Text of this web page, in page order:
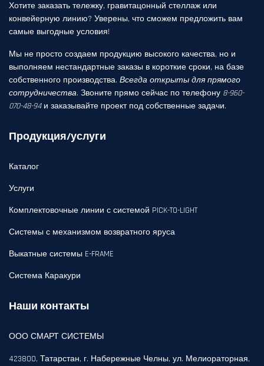
Хотите заказать тележку, гравитацонный стеллаж или
конвейерную линию? Уверены, что сможем предложить вам
самые выгодные условия!
Мы не просто создаем продукцию высокого качества, но и
выполняем нестандартные заказы в короткие сроки, на базе
собственного производства. Всегда открыты для прямого
сотрудничества. Звоните прямо сейчас по телефону 8-960-
070-48-94и заказывайте проект под собственные задачи.
Продукция/услуги
Каталог
Услуги
Комплектовочные линии с системой PICK-TO-LIGHT
Системы с механизмом возвратного яруса
Выкатные системы E-FRAME
Система Каракури
Наши контакты
ООО СМАРТ СИСТЕМЫ
423800, Татарстан, г. Набережные Челны, ул. Мелиораторная,